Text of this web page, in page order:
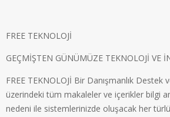
FREE TEKNOLOJİ
GEÇMİŞTEN GÜNÜMÜZE TEKNOLOJİ VE
FREE TEKNOLOJİ Bir Danışmanlık
üzerindeki tüm makaleler ve içerikler bilgi
nedeni ile sistemlerinizde oluşacak her